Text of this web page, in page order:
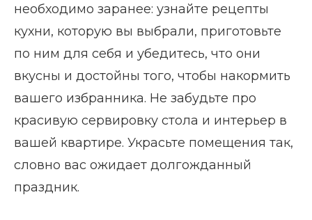
необходимо заранее: узнайте рецепты
кухни, которую вы выбрали, приготовьте
по ним для себя и убедитесь, что они
вкусны и достойны того, чтобы накормить
вашего избранника. Не забудьте про
красивую сервировку стола и интерьер в
вашей квартире. Украсьте помещения так,
словно вас ожидает долгожданный
праздник.